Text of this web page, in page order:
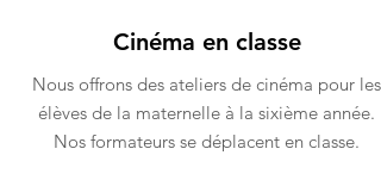
Cinéma en classe
Nous offrons des ateliers de cinéma pour les
élèves de la maternelle à la sixième année.
Nos formateurs se déplacent en classe.